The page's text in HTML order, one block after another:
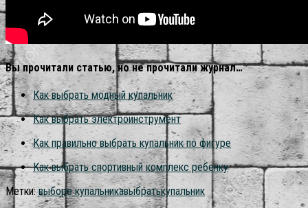
Вы прочитали статью, но не прочитали журнал…
Как выбрать модный купальник
Как выбрать электроинструмент
Как правильно выбрать купальник по фигуре
Как выбрать спортивный комплекс ребенку
Метки: выборе купальникавыбратькупальник